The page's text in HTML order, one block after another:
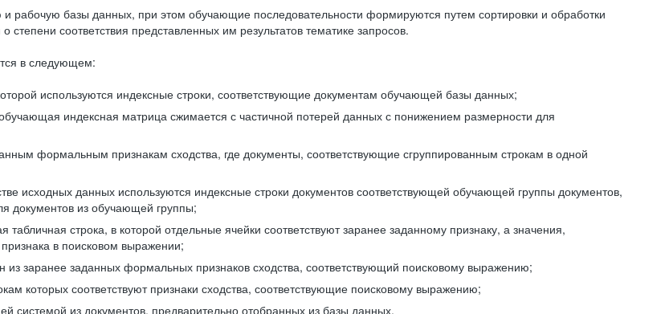
рабочую базы данных, при этом обучающие последовательности формируются путем сортировки и обработки
соответствия представленных им результатов тематике запросов.
в следующем:
используются индексные строки, соответствующие документам обучающей базы данных;
индексная матрица сжимается с частичной потерей данных с понижением размерности для
формальным признакам сходства, где документы, соответствующие сгруппированным строкам в одной
исходных данных используются индексные строки документов соответствующей обучающей группы документов,
документов из обучающей группы;
строка, в которой отдельные ячейки соответствуют заранее заданному признаку, а значения,
в поисковом выражении;
из заранее заданных формальных признаков сходства, соответствующий поисковому выражению;
которых соответствуют признаки сходства, соответствующие поисковому выражению;
из документов, предварительно отобранных из базы данных.